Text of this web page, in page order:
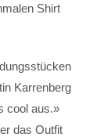
Shirt
Karrenberg
cool aus.»
das Outfit